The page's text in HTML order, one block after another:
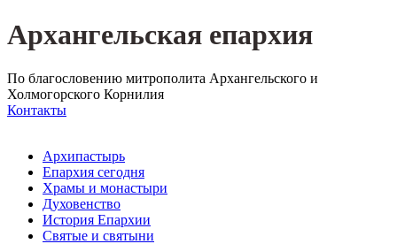
Архангельская епархия
По благословению митрополита Архангельского и
Холмогорского Корнилия
Контакты
Архипастырь
Епархия сегодня
Храмы и монастыри
Духовенство
История Епархии
Святые и святыни